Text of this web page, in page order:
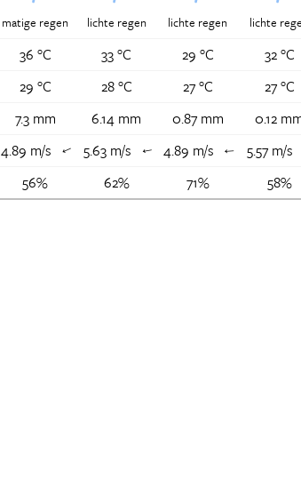
matige regen lichte regen lichte regen
lichte
36 °C 33 °C 29 °C 32 °C
29 °C 28 °C 27 °C 27 °C
7.3 mm 6.14 mm 0.87 mm 0.12
4.89 m/s ↑ 5.63 m/s ↑ 4.89 m/s ↑ 5.57 m/s
56% 62% 71% 58%